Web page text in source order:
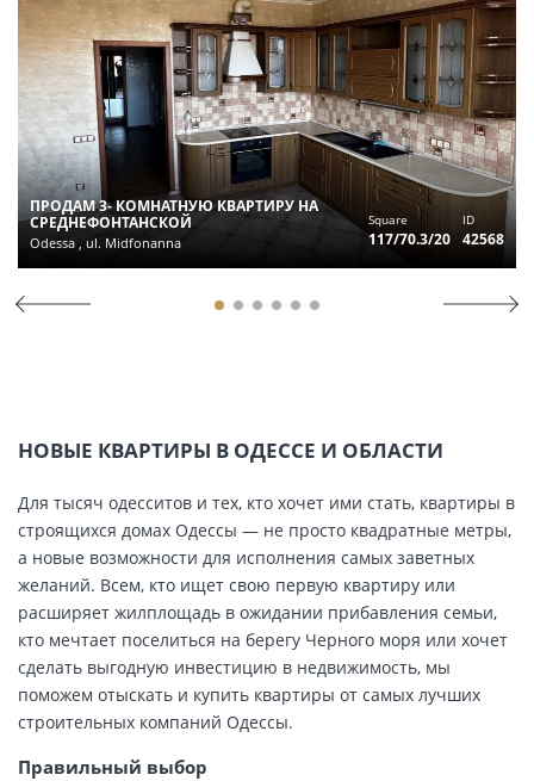
ПРОДАМ 3- КОМНАТНУЮ КВАРТИРУ НА
СРЕДНЕФОНТАНСКОЙ
Odessa , ul. Midfonanna
Square
117/70.3/20
ID
42568
НОВЫЕ КВАРТИРЫ В ОДЕССЕ И ОБЛАСТИ
Для тысяч одесситов и тех, кто хочет ими стать, квартиры в
строящихся домах Одессы — не просто квадратные метры,
а новые возможности для исполнения самых заветных
желаний. Всем, кто ищет свою первую квартиру или
расширяет жилплощадь в ожидании прибавления семьи,
кто мечтает поселиться на берегу Черного моря или хочет
сделать выгодную инвестицию в недвижимость, мы
поможем отыскать и купить квартиры от самых лучших
строительных компаний Одессы.
Правильный выбор